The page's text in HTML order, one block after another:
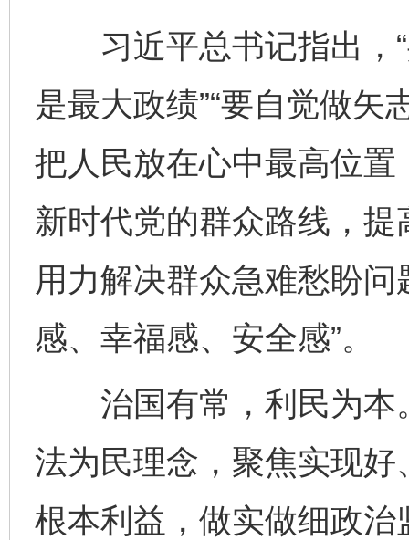
习近平总书记指出，“
是最大政绩”“要自觉做
把人民放在心中最高位
新时代党的群众路线，
用力解决群众急难愁盼
感、幸福感、安全感”。
治国有常，利民为本
法为民理念，聚焦实现
根本利益，做实做细政